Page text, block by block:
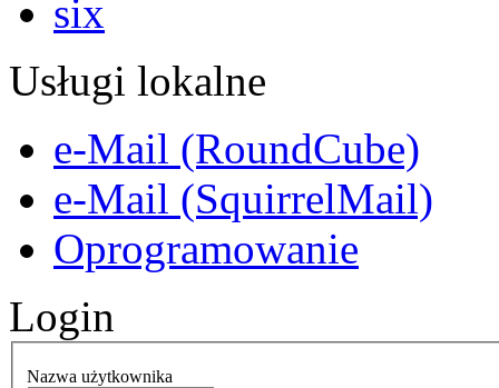
Usługi lokalne
e-Mail (RoundCube)
e-Mail (SquirrelMail)
Oprogramowanie
Login
Nazwa użytkownika